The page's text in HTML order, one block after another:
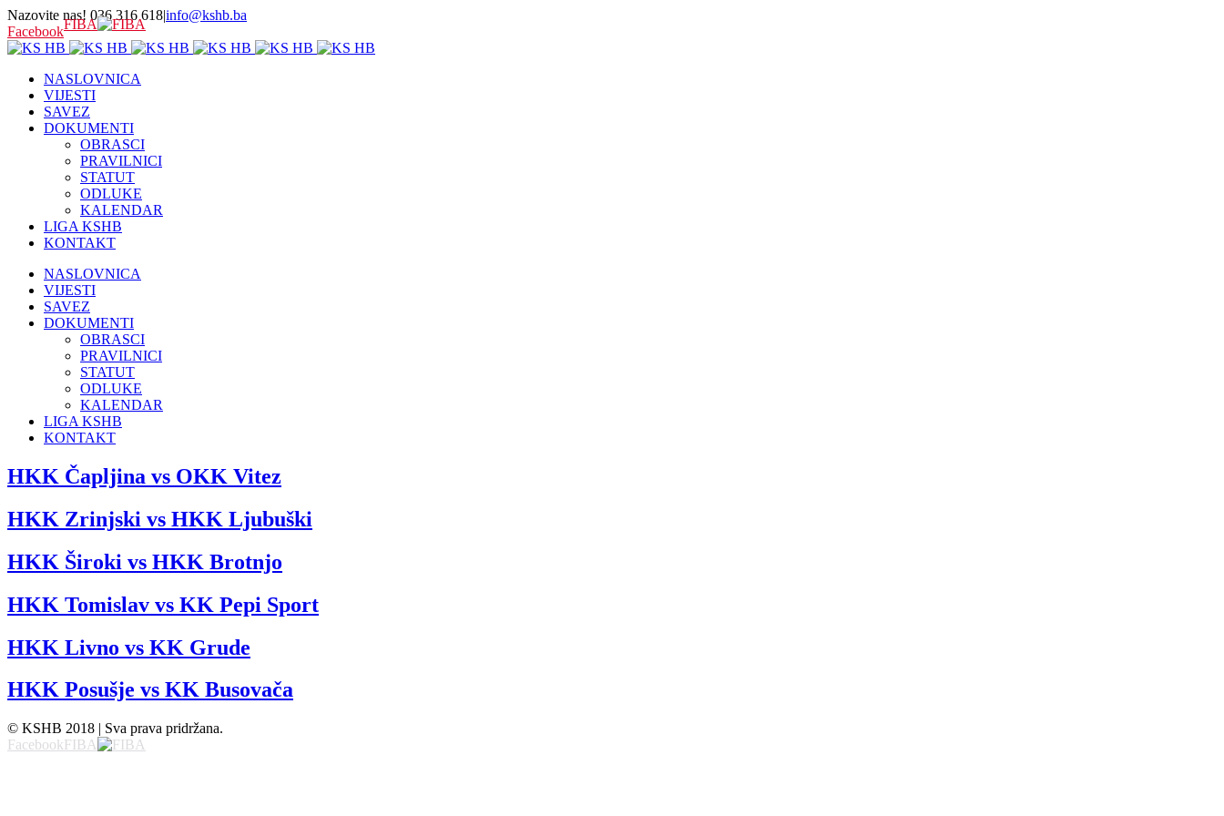
Nazovite nas! 036 316 618|info@kshb.ba
FacebookFIBA
NASLOVNICA
VIJESTI
SAVEZ
DOKUMENTI
OBRASCI
PRAVILNICI
STATUT
ODLUKE
KALENDAR
LIGA KSHB
KONTAKT
NASLOVNICA
VIJESTI
SAVEZ
DOKUMENTI
OBRASCI
PRAVILNICI
STATUT
ODLUKE
KALENDAR
LIGA KSHB
KONTAKT
HKK Čapljina vs OKK Vitez
HKK Zrinjski vs HKK Ljubuški
HKK Široki vs HKK Brotnjo
HKK Tomislav vs KK Pepi Sport
HKK Livno vs KK Grude
HKK Posušje vs KK Busovača
© KSHB 2018 | Sva prava pridržana.
FacebookFIBA